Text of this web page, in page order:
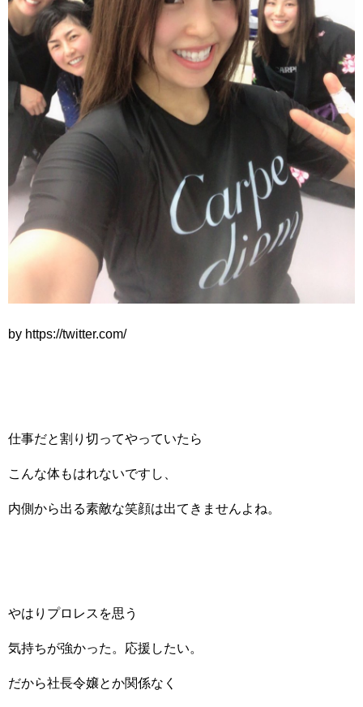
by https://twitter.com/
仕事だと割り切ってやっていたら
こんな体もはれないですし、
内側から出る素敵な笑顔は出てきませんよね。
やはりプロレスを思う
気持ちが強かった。応援したい。
だから社長令嬢とか関係なく